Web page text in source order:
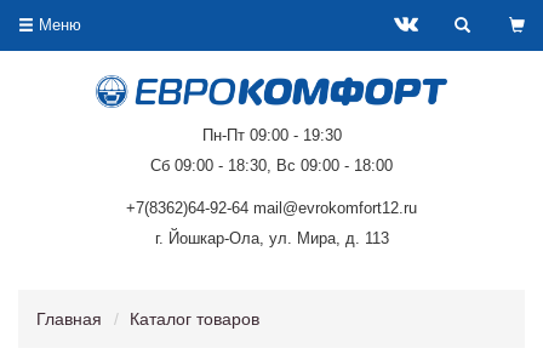
Меню
Пн-Пт 09:00 - 19:30
Сб 09:00 - 18:30, Вс 09:00 - 18:00
+7(8362)64-92-64 mail@evrokomfort12.ru
г. Йошкар-Ола, ул. Мира, д. 113
Главная Каталог товаров